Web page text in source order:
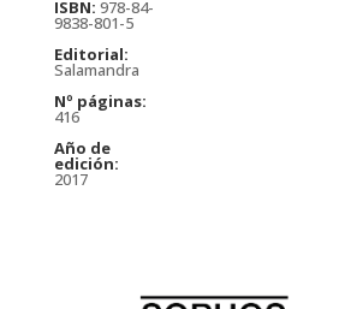
ISBN: 978-84-
9838-801-5
Editorial:
Salamandra
Nº páginas:
416
Año de
edición:
2017